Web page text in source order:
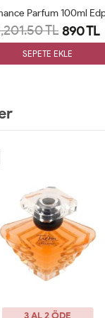
TL 890 TL
SEPETE EKLE
3 AL 2 ÖDE